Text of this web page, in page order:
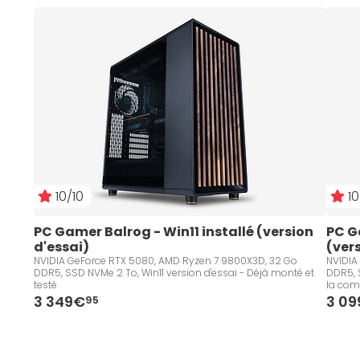
10/10
PC Gamer Balrog - Win11 installé (version
d'essai)
NVIDIA GeForce RTX 5080, AMD Ryzen 7 9800X3D, 32 Go
DDR5, SSD NVMe 2 To, Win11 version d'essai - Déjà monté et
testé
3 349€95
PC
DDR5,
la
3